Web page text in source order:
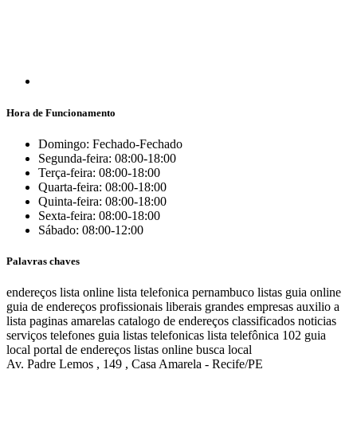
Hora de Funcionamento
Domingo: Fechado-Fechado
Segunda-feira: 08:00-18:00
Terça-feira: 08:00-18:00
Quarta-feira: 08:00-18:00
Quinta-feira: 08:00-18:00
Sexta-feira: 08:00-18:00
Sábado: 08:00-12:00
Palavras chaves
endereços lista online lista telefonica pernambuco listas guia online
guia de endereços profissionais liberais grandes empresas auxilio a
lista paginas amarelas catalogo de endereços classificados noticias
serviços telefones guia listas telefonicas lista telefônica 102 guia
local portal de endereços listas online busca local
Av. Padre Lemos , 149 , Casa Amarela - Recife/PE